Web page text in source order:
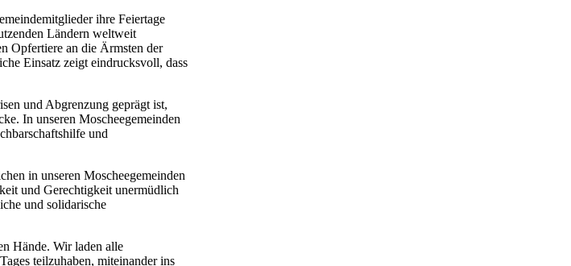
ihre Feiertage
Ländern weltweit
Opfertiere an die Ärmsten der
Einsatz zeigt eindrucksvoll, dass
und Abgrenzung geprägt ist,
In unseren Moscheegemeinden
und
in unseren Moscheegemeinden
und Gerechtigkeit unermüdlich
und solidarische
Hände. Wir laden alle
teilzuhaben, miteinander ins